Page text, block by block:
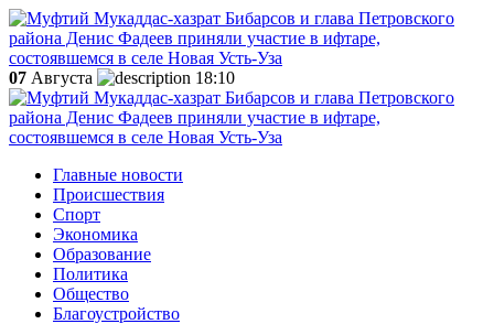
07 Августа 18:10
Главные новости
Происшествия
Спорт
Экономика
Образование
Политика
Общество
Благоустройство